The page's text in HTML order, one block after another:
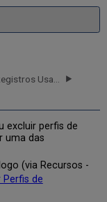
excluir perfis de
uma das
(via Recursos -
Perfis de